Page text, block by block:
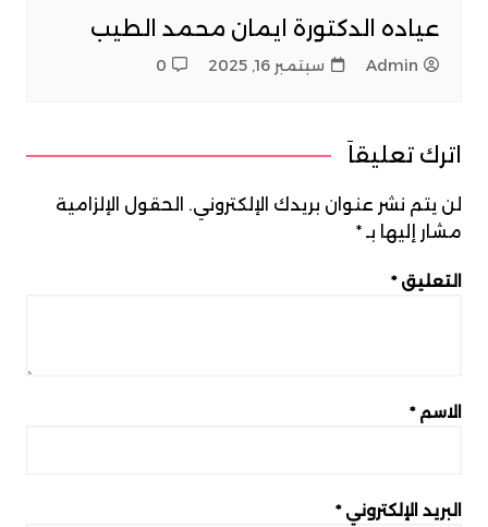
عياده الدكتورة ايمان محمد الطيب
Admin سبتمبر 16, 2025 0
اترك تعليقاً
لن يتم نشر عنوان بريدك الإلكتروني. الحقول الإلزامية
مشار إليها بـ *
التعليق*
الاسم*
البريد الإلكتروني*